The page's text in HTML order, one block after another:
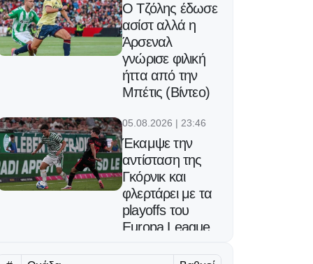
Ο Τζόλης έδωσε
ασίστ αλλά η
Άρσεναλ
γνώρισε φιλική
ήττα από την
Μπέτις (Βίντεο)
05.08.2026 | 23:46
Έκαμψε την
αντίσταση της
Γκόρνικ και
φλερτάρει με τα
playoffs του
Europa League